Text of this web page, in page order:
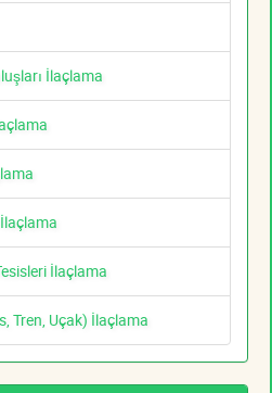
İlaçlama
İlaçlama
Tren, Uçak) İlaçlama